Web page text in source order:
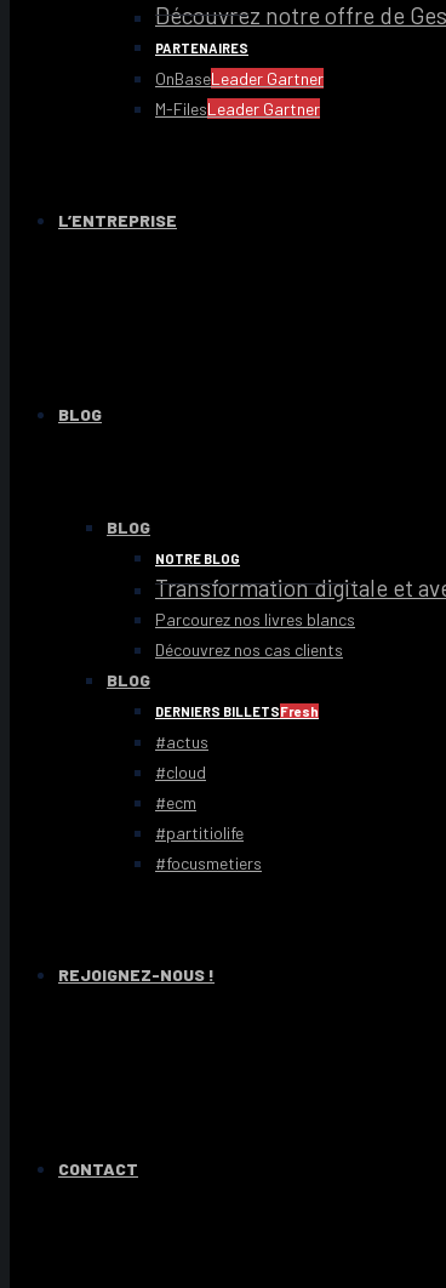
Découvrez notre offre de
PARTENAIRES
OnBaseLeader Gartner
M-FilesLeader Gartner
L’ENTREPRISE
BLOG
BLOG
NOTRE BLOG
Transformation digitale et
Parcourez nos livres blancs
Découvrez nos cas clients
BLOG
DERNIERS BILLETSFresh
#actus
#cloud
#ecm
#partitiolife
#focusmetiers
REJOIGNEZ-NOUS !
CONTACT